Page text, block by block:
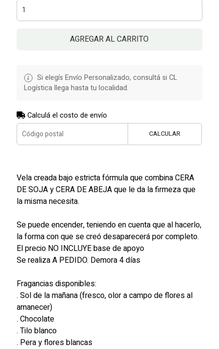
AGREGAR AL CARRITO
Si elegís Envío Personalizado, consultá si CL
Logística llega hasta tu localidad.
Calculá el costo de envío
CALCULAR
Vela creada bajo estricta fórmula que combina CERA
DE SOJA y CERA DE ABEJA que le da la firmeza que
la misma necesita.
Se puede encender, teniendo en cuenta que al hacerlo,
la forma con que se creó desaparecerá por completo.
El precio NO INCLUYE base de apoyo
Se realiza A PEDIDO. Demora 4 días
Fragancias disponibles:
. Sol de la mañana (fresco, olor a campo de flores al
amanecer)
. Chocolate
. Tilo blanco
. Pera y flores blancas